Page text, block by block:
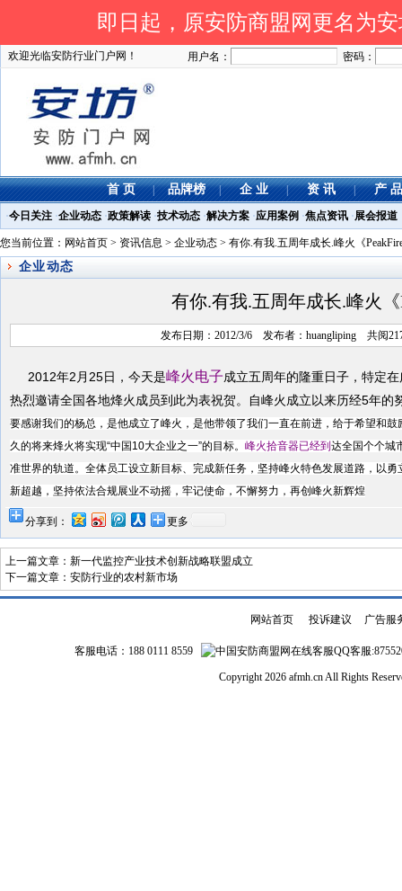
即日起，原安防商盟网更名
欢迎光临安防行业门户网！ 用户名： 密码：
首 页 | 品牌榜 | 企 业 | 资 讯 | 产 品
·今日关注 ·企业动态 ·政策解读 ·技术动态 ·解决方案 ·应用案例 ·焦点资讯 ·展会报道
您当前位置： 网站首页 > 资讯信息 > 企业动态 > 有你.有我.五周年成长.峰火《
企业动态
有你.有我.五周年成长.峰火《
发布日期：2012/3/6 发布者：huangliping 共阅
2012年2 月 25 日，今天是峰火电子成立五周年的隆重日子，特定在
热烈邀请全国各地烽火成员到此为表祝贺。自峰火成立以来历经5年的
要感谢我们的杨总，是他成立了峰火，是他带领了我们一直在前进，给于希望和
久的将来烽火将实现“中国 10大企业之一”的目标。 峰火拾音器已经到 达全国个个城
准世界的轨道。全体员工设立新目标、完成新任务，坚持峰火特色发展道路，以
新超越，坚持依法合规展业不动摇，牢记使命，不懈努力，再创峰火新辉煌
分享到： 更多
上一篇文章： 新一代监控产业技术创新战略联盟成立
下一篇文章： 安防行业的农村新市场
网站首页| 投诉建议 广告服
客服电话：188 0111 8559 QQ客服
Copyright 2026 afmh.cn All Rights